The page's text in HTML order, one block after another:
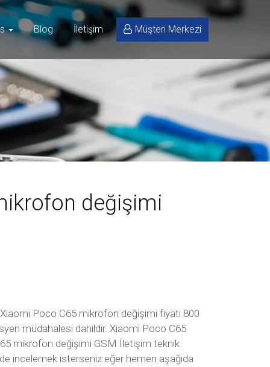
Blog İletişim Müşteri Merkezi
değişimi
Poco C65 mikrofon değişimi fiyatı 800
müdahalesi dahildir. Xiaomi Poco C65
mikrofon değişimi GSM İletişim teknik
incelemek isterseniz eğer hemen aşağıda